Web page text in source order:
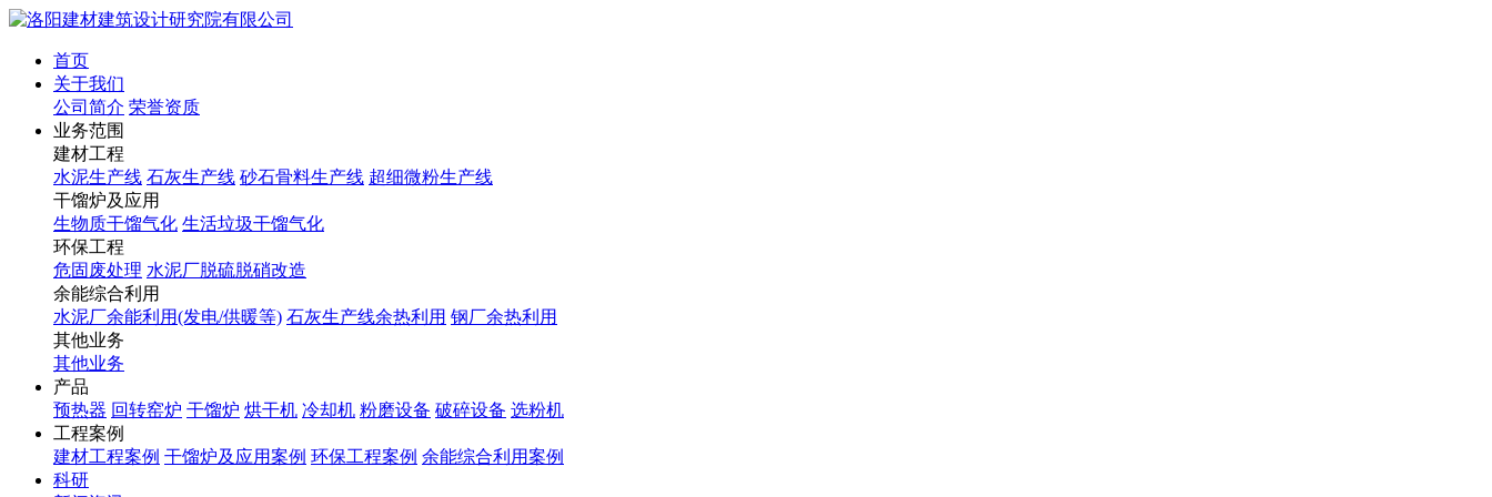
首页
关于我们
公司简介 荣誉资质
业务范围
建材工程
水泥生产线 石灰生产线 砂石骨料生产线 超细微粉生产线
干馏炉及应用
生物质干馏气化 生活垃圾干馏气化
环保工程
危固废处理 水泥厂脱硫脱硝改造
余能综合利用
水泥厂余能利用(发电/供暖等) 石灰生产线余热利用 钢厂余热利用
其他业务
其他业务
产品
预热器 回转窑炉 干馏炉 烘干机 冷却机 粉磨设备 破碎设备 选粉机
工程案例
建材工程案例 干馏炉及应用案例 环保工程案例 余能综合利用案例
科研